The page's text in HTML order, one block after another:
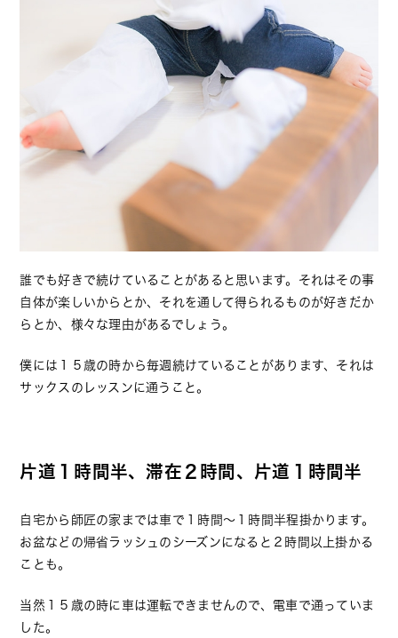
誰でも好きで続けていることがあると思います。それはその事
自体が楽しいからとか、それを通して得られるものが好きだか
らとか、様々な理由があるでしょう。
僕には１５歳の時から毎週続けていることがあります、それは
サックスのレッスンに通うこと。
片道１時間半、滞在２時間、片道１時間半
自宅から師匠の家までは車で１時間〜１時間半程掛かります。
お盆などの帰省ラッシュのシーズンになると２時間以上掛かる
ことも。
当然１５歳の時に車は運転できませんので、電車で通っていま
した。